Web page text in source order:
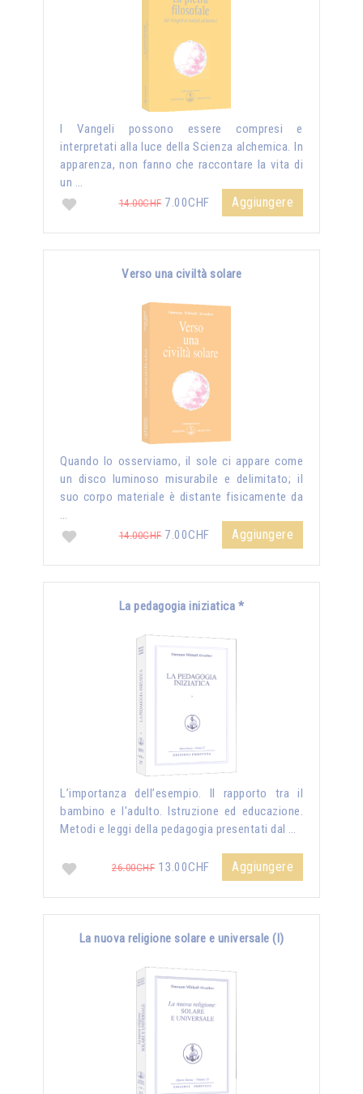
I Vangeli possono essere compresi e
interpretati alla luce della Scienza alchemica. In
apparenza, non fanno che raccontare la vita di
un …
14.00CHF7.00CHF Aggiungere
Verso una civiltà solare
Quando lo osserviamo, il sole ci appare come
un disco luminoso misurabile e delimitato; il
suo corpo materiale è distante fisicamente da
…
14.00CHF7.00CHF Aggiungere
La pedagogia iniziatica *
L’importanza dell’esempio. Il rapporto tra il
bambino e l'adulto. Istruzione ed educazione.
Metodi e leggi della pedagogia presentati dal …
26.00CHF 13.00CHF Aggiungere
La nuova religione solare e universale (I)